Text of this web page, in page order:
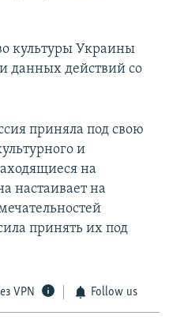
культуры Украины
данных действий со
приняла под свою
и
на
настаивает на
принять их под
VPN Follow us